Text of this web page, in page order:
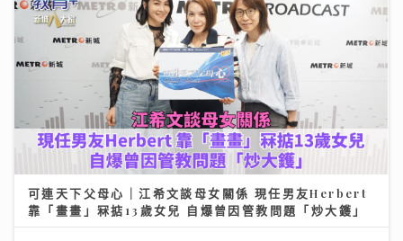
可連天下父母心｜江希文談母女關係 現任男友Herbert
靠「畫畫」冧掂13歲女兒 自爆曾因管教問題「炒大鑊」